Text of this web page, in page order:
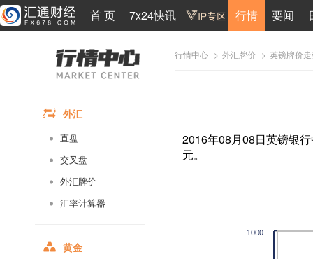
首 页 7x24快讯 行情 要闻
外汇
直盘
交叉盘
外汇牌价
汇率计算器
黄金
行情中心 > 外汇牌价 > 英镑牌价
2016年08月08日英镑银
元。
1000